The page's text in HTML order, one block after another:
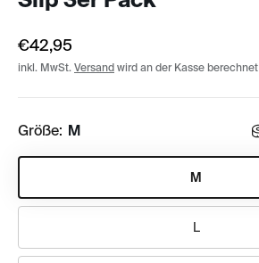
€42,95
inkl. MwSt. Versand wird an der Kasse berechnet
Größe: M
M
L